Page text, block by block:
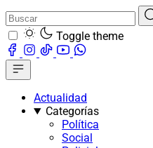
Toggle theme
Actualidad
Categorías
Política
Social